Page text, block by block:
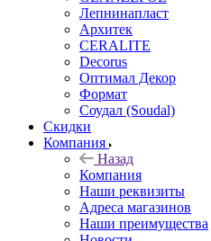
Лепнинапласт
Архитек
CERALITE
Decorus
Оптимал Декор
Формат
Соудал (Soudal)
Скидки
Компания
Назад
Компания
Наши реквизиты
Адреса магазинов
Наши преимущества